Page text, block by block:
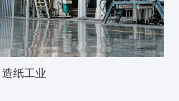
造纸工业